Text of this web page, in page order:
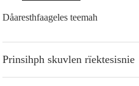
Dåaresthfaageles teemah
Prinsihph skuvlen rïektesisnie